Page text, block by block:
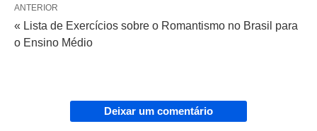
ANTERIOR
« Lista de Exercícios sobre o Romantismo no Brasil para
o Ensino Médio
Deixar um comentário